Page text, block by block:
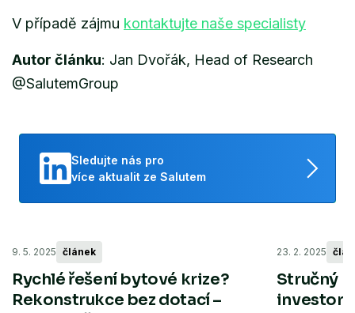
V případě zájmu kontaktujte naše specialisty
Autor článku: Jan Dvořák, Head of Research
@SalutemGroup
Sledujte nás pro
více aktualit ze Salutem
9. 5. 2025 článek
Rychlé řešení bytové krize?
Rekonstrukce bez dotací –
23. 2. 2025
Stručný